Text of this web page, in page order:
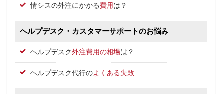
情シスの外注にかかる 費用 は？
ヘルプデスク・カスタマーサポートのお悩み
ヘルプデスク外注費用の相場は？
ヘルプデスク代行のよくある失敗